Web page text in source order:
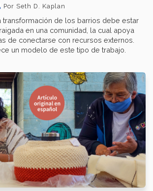
Por Seth D. Kaplan
transformación de los barrios debe estar
en una comunidad, la cual apoya
de conectarse con recursos externos.
un modelo de este tipo de trabajo.